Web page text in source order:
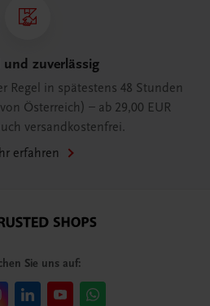
und zuverlässig
Regel in spätestens 48 Stunden
Österreich) – ab 29,00 EUR
versandkostenfrei.
erfahren
Sie uns auf: